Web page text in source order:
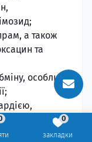
закладки
0
а також
та
особливо